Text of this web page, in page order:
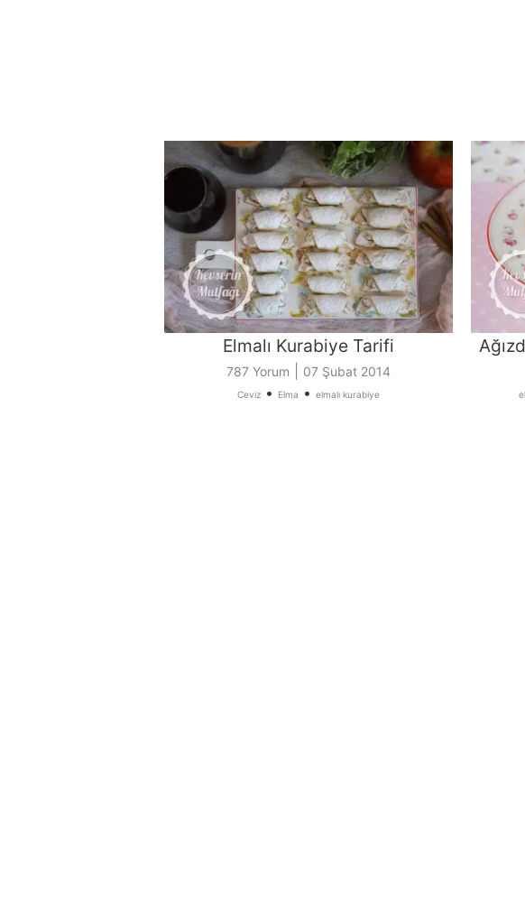
Elmalı Kurabiye Tarifi
787 Yorum 07 Şubat 2014
Ceviz • Elma • elmalı kurabiye